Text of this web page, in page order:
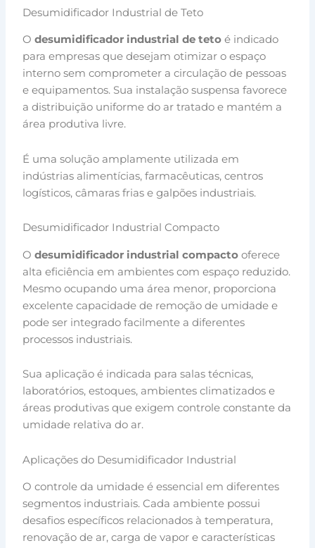
Desumidificador Industrial de Teto
Odesumidificador industrial de teto é indicado
para empresas que desejam otimizar o espaço
interno sem comprometer a circulação de pessoas
e equipamentos. Sua instalação suspensa favorece
a distribuição uniforme do ar tratado e mantém a
área produtiva livre.
É uma solução amplamente utilizada em
indústrias alimentícias, farmacêuticas, centros
logísticos, câmaras frias e galpões industriais.
Desumidificador Industrial Compacto
Odesumidificador industrial compacto oferece
alta eficiência em ambientes com espaço reduzido.
Mesmo ocupando uma área menor, proporciona
excelente capacidade de remoção de umidade e
pode ser integrado facilmente a diferentes
processos industriais.
Sua aplicação é indicada para salas técnicas,
laboratórios, estoques, ambientes climatizados e
áreas produtivas que exigem controle constante da
umidade relativa do ar.
Aplicações do Desumidificador Industrial
O controle da umidade é essencial em diferentes
segmentos industriais. Cada ambiente possui
desafios específicos relacionados à temperatura,
renovação de ar, carga de vapor e características